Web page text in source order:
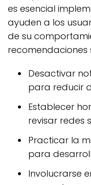
es esencial
ayuden a los
de su
recomendaciones
Desactivar
para reducir
Establecer
revisar redes
Practicar la
para
Involucrarse